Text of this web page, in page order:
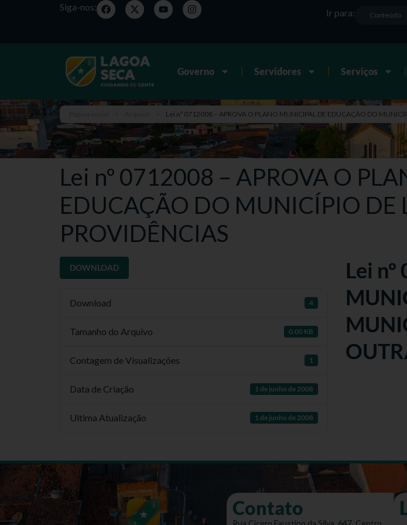
Siga-nos:
Conteúdo
Ir para:
Governo Servidores Serviços
Lei nº 0712008 – APROVA O PLANO MUNICIPAL DE EDUCAÇÃO DO
Lei nº 0712008 – APROVA O
EDUCAÇÃO DO MUNICÍPIO DE
PROVIDÊNCIAS
DOWNLOAD
Download 4
Tamanho do Arquivo 0.00 KB
Contagem de Visualizações 1
Data de Criação 1 de junho de 2008
Ultima Atualização 1 de junho de 2008
Lei
Contato
Rua Cícero Faustino da Silva, 647, Centro,